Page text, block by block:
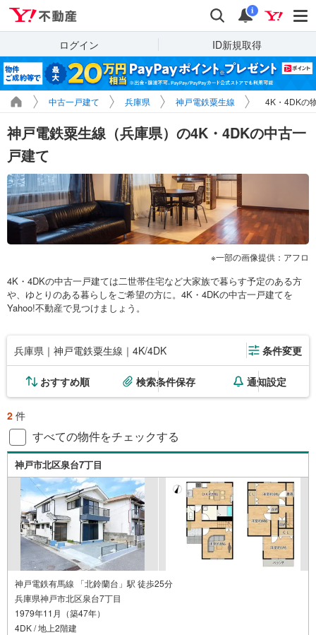
検索 通知
i
ログイン ID新規取得
中古一戸建て 兵庫県 神戸電鉄粟生線 4K・4DKの
神戸電鉄粟生線（兵庫県）の4K・4DKの中古一
戸建て
一部の画像提供：アフロ
4K・4DKの中古一戸建ては二世帯住宅など大家族で暮らす予定のある方
や、ゆとりのある暮らしをご希望の方に。4K・4DKの中古一戸建てを
Yahoo!不動産で見つけましょう。
兵庫県｜神戸電鉄粟生線｜4K/4DK 条件変更
おすすめ順 検索条件保存 通知設定
2 件
すべての物件をチェックする
神戸市北区泉台7丁目
神戸電鉄有馬線 「北鈴蘭台」駅 徒歩25分
兵庫県神戸市北区泉台7丁目
1979年11月（築47年）
4DK / 地上2階建